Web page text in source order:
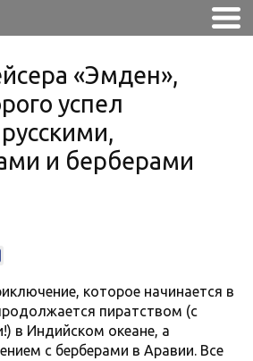
«Эмден»,
успел
и берберами
которое начинается в
пиратством (с
в Индийском океане, а
с берберами в Аравии. Все